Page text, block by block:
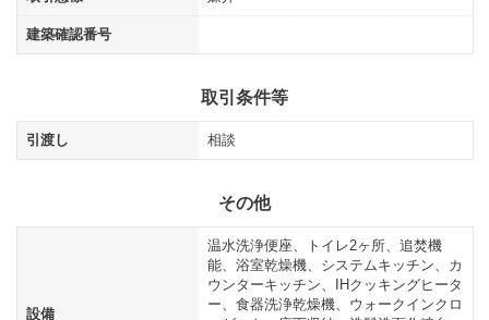
建築確認番号
取引条件等
引渡し 相談
その他
設備
温水洗浄便座、トイレ2ヶ所、追焚機
能、浴室乾燥機、システムキッチン、カ
ウンターキッチン、IHクッキングヒータ
ー、食器洗浄乾燥機、ウォークインクロ